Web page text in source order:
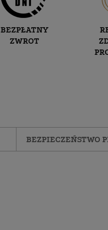
BEZPŁATNY
ZWROT
BEZPIECZEŃSTWO